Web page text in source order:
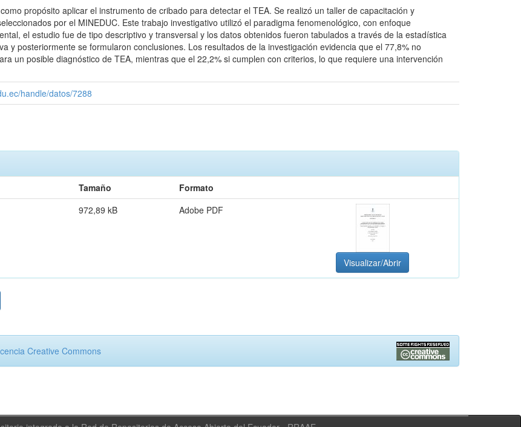
propósito aplicar el instrumento de cribado para detectar el TEA. Se realizó un taller de capacitación y
por el MINEDUC. Este trabajo investigativo utilizó el paradigma fenomenológico, con enfoque
el estudio fue de tipo descriptivo y transversal y los datos obtenidos fueron tabulados a través de la estadística
y posteriormente se formularon conclusiones. Los resultados de la investigación evidencia que el 77,8% no
un posible diagnóstico de TEA, mientras que el 22,2% si cumplen con criterios, lo que requiere una intervención
handle/datos/7288
Tamaño
Formato
972,89 kB Adobe PDF
Visualizar/Abrir
Creative Commons